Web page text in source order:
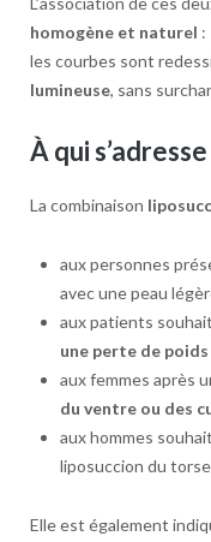
homogène et naturel :
les courbes sont
lumineuse, sans
À qui
La combinaison
aux personnes
avec une peau
aux patients
une perte de poids
aux femmes après
du ventre ou des
aux hommes
liposuccion du torse
Elle est également